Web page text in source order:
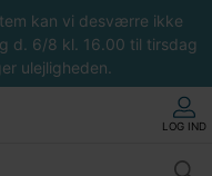
kan vi desværre ikke
d. 6/8 kl. 16.00 til tirsdag
ulejligheden.
LOG IND